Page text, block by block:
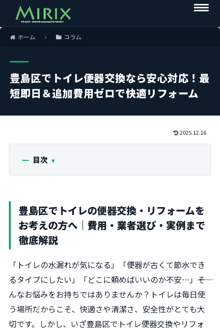
ホーム コラム
豊島区でトイレ便器交換なら安心対応！最
短即日＆追加費用ゼロで快適リフォーム
2025.12.16
目次
豊島区でトイレの便器交換・リフォームを
お考えの方へ｜費用・業者選び・実例まで
徹底解説
「トイレの水漏れが気になる」「便器が古くて節水でき
るタイプにしたい」「どこに頼めばいいのか不安…」――そ
んなお悩みをお持ちではありませんか？トイレは毎日使
う場所だからこそ、快適さや清潔さ、安全性がとても大
切です。しかし、いざ豊島区でトイレ便器交換やリフォ